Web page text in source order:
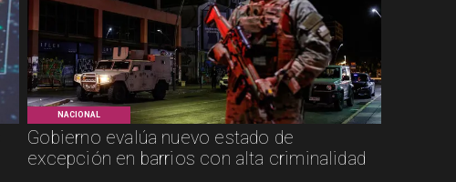
NACIONAL
Gobierno evalúa nuevo estado de
excepción en barrios con alta criminalidad